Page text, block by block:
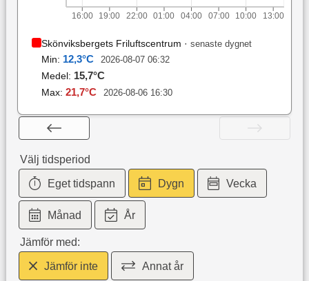
16:00 19:00 22:00 01:00 04:00 07:00 10:00 13:00
Skönviksbergets Friluftscentrum · senaste dygnet
Min: 12,3°C 2026-08-07 06:32
Medel: 15,7°C
Max: 21,7°C 2026-08-06 16:30
Välj tidsperiod
Eget tidspann Dygn Vecka
Månad År
Jämför med:
Jämför inte Annat år